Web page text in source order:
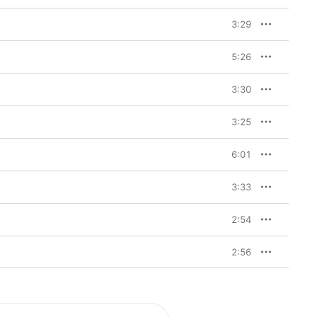
3:29
5:26
3:30
3:25
6:01
3:33
2:54
2:56